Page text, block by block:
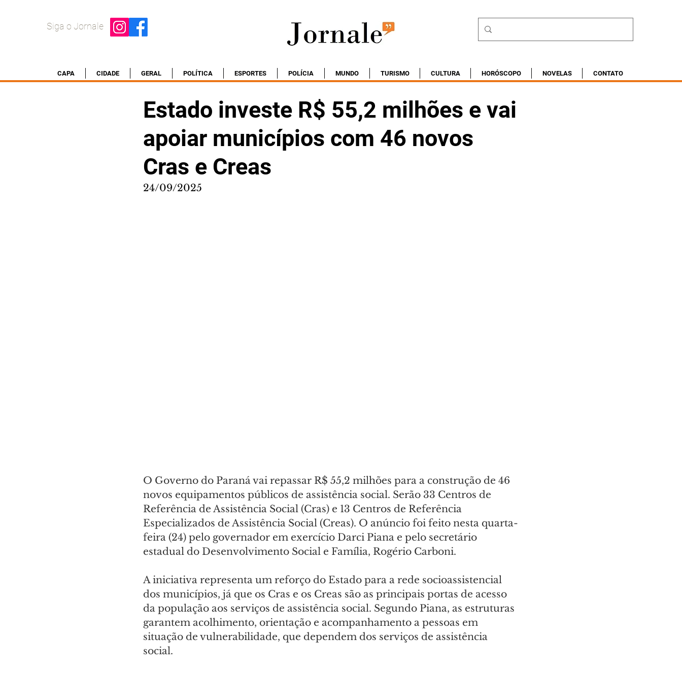
Siga o Jornale
CAPA CIDADE GERAL POLÍTICA ESPORTES POLÍCIA MUNDO TURISMO CULTURA HORÓSCOPO NOVELAS CONTATO
Estado investe R$ 55,2 milhões e vai
apoiar municípios com 46 novos
Cras e Creas
24/09/2025
O Governo do Paraná vai repassar R$ 55,2 milhões para a construção de 46
novos equipamentos públicos de assistência social. Serão 33 Centros de
Referência de Assistência Social (Cras) e 13 Centros de Referência
Especializados de Assistência Social (Creas). O anúncio foi feito nesta quarta-
feira (24) pelo governador em exercício Darci Piana e pelo secretário
estadual do Desenvolvimento Social e Família, Rogério Carboni.
A iniciativa representa um reforço do Estado para a rede socioassistencial
dos municípios, já que os Cras e os Creas são as principais portas de acesso
da população aos serviços de assistência social. Segundo Piana, as estruturas
garantem acolhimento, orientação e acompanhamento a pessoas em
situação de vulnerabilidade, que dependem dos serviços de assistência
social.